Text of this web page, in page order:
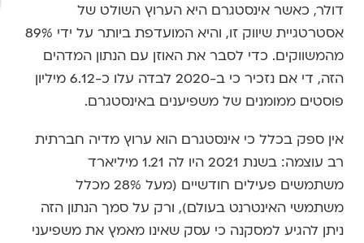
דולר, כאשר אינסטגרם היא הערוץ השולט של
אסטרטגיית שיווק זו, והיא המועדפת ביותר על ידי 89%
מהמשווקים. כדי לסבר את האוזן עם הנתון המדהים
הזה, די אם נזכיר כי ב-2020 לבדה עלו כ-6.12 מיליון
פוסטים ממומנים של משפיענים באינסטגרם.
אין ספק בכלל כי אינסטגרם הוא ערוץ מדיה חברתית
רב עוצמה: בשנת 2021 היו לה 1.21 מיליארד
משתמשים פעילים חודשיים (מעל 28% מכלל
משתמשי האינטרנט בעולם), ורק על סמך הנתון הזה
ניתן להגיע למסקנה כי עסק שאינו מאמץ את משפיעני